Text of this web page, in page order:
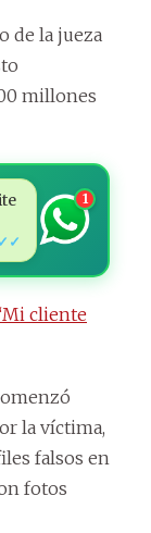
de la jueza
millones
✓✓
1
cliente
la víctima,
falsos en
fotos